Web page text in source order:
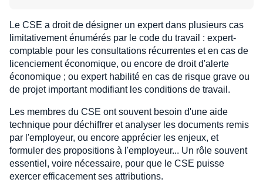
Le CSE a droit de désigner un expert dans plusieurs cas
limitativement énumérés par le code du travail : expert-
comptable pour les consultations récurrentes et en cas de
licenciement économique, ou encore de droit d'alerte
économique ; ou expert habilité en cas de risque grave ou
de projet important modifiant les conditions de travail.
Les membres du CSE ont souvent besoin d'une aide
technique pour déchiffrer et analyser les documents remis
par l'employeur, ou encore apprécier les enjeux, et
formuler des propositions à l'employeur... Un rôle souvent
essentiel, voire nécessaire, pour que le CSE puisse
exercer efficacement ses attributions.